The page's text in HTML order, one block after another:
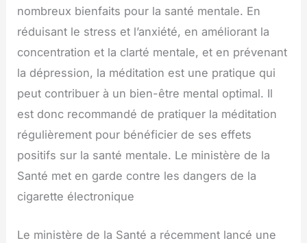
nombreux bienfaits pour la santé mentale. En
réduisant le stress et l’anxiété, en améliorant la
concentration et la clarté mentale, et en prévenant
la dépression, la méditation est une pratique qui
peut contribuer à un bien-être mental optimal. Il
est donc recommandé de pratiquer la méditation
régulièrement pour bénéficier de ses effets
positifs sur la santé mentale. Le ministère de la
Santé met en garde contre les dangers de la
cigarette électronique
Le ministère de la Santé a récemment lancé une